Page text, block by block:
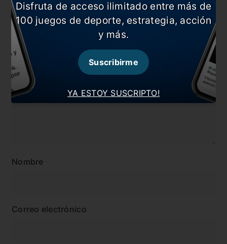
#Racing #VAR
Comentarios
Dejá tu opinión acá!
Nombre
Correo electrónico
YA ESTOY SUSCRIPTO!
Disfruta de acceso ilimitado entre más de
100 juegos de deporte, estrategia, acción
y más.
Suscribirme